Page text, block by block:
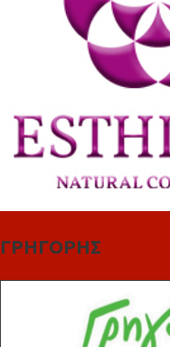
ΓΡΗΓΟΡΗΣ